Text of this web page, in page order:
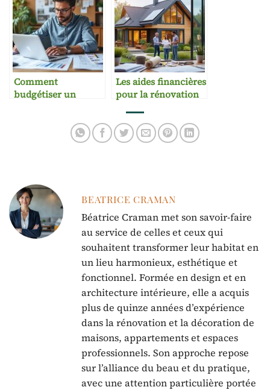
Comment
budgétiser un
Les aides financières
pour la rénovation
BEATRICE CRAMAN
Béatrice Craman met son savoir-faire
au service de celles et ceux qui
souhaitent transformer leur habitat en
un lieu harmonieux, esthétique et
fonctionnel. Formée en design et en
architecture intérieure, elle a acquis
plus de quinze années d’expérience
dans la rénovation et la décoration de
maisons, appartements et espaces
professionnels. Son approche repose
sur l’alliance du beau et du pratique,
avec une attention particulière portée